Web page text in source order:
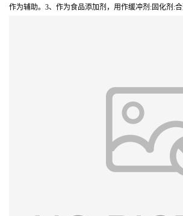
作为辅助。3、作为食品添加剂，用作缓冲剂:固化剂: